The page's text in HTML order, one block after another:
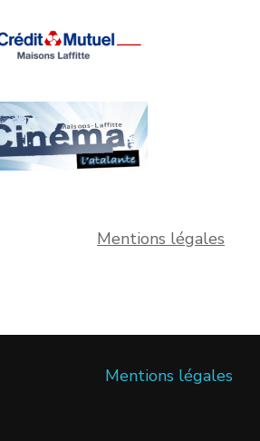
Mentions légales
Mentions légales